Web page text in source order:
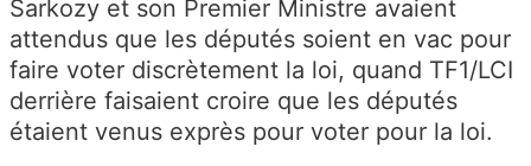
Sarkozy et son Premier Ministre avaient
attendus que les députés soient en vac pour
faire voter discrètement la loi, quand TF1/LCI
derrière faisaient croire que les députés
étaient venus exprès pour voter pour la loi.